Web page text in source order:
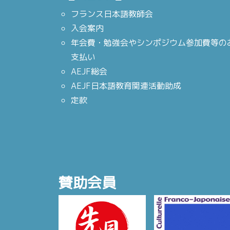
フランス日本語教師会
入会案内
年会費・勉強会やシンポジウム参加費等の
支払い
AEJF総会
AEJF日本語教育関連活動助成
定款
賛助会員